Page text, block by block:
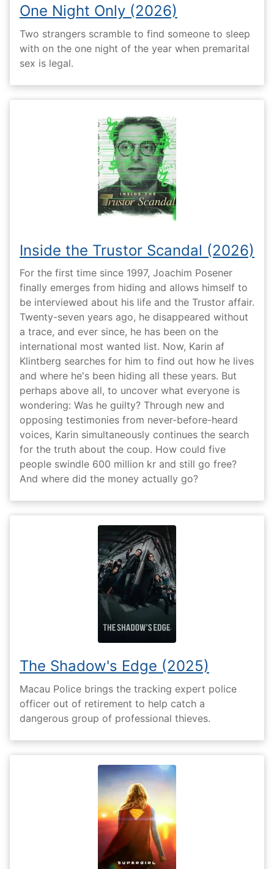
One Night Only (2026)
Two strangers scramble to find someone to sleep
with on the one night of the year when premarital
sex is legal.
Inside the Trustor Scandal (2026)
For the first time since 1997, Joachim Posener
finally emerges from hiding and allows himself to
be interviewed about his life and the Trustor affair.
Twenty-seven years ago, he disappeared without
a trace, and ever since, he has been on the
international most wanted list. Now, Karin af
Klintberg searches for him to find out how he lives
and where he's been hiding all these years. But
perhaps above all, to uncover what everyone is
wondering: Was he guilty? Through new and
opposing testimonies from never-before-heard
voices, Karin simultaneously continues the search
for the truth about the coup. How could five
people swindle 600 million kr and still go free?
And where did the money actually go?
The Shadow's Edge (2025)
Macau Police brings the tracking expert police
officer out of retirement to help catch a
dangerous group of professional thieves.